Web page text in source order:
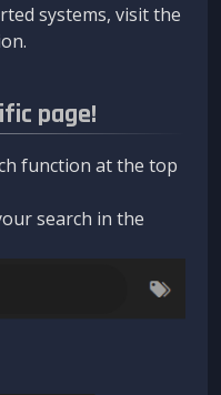
systems, visit the
page!
function at the top
search in the